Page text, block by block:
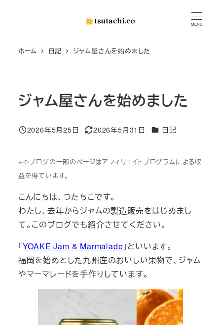
MENU
ホーム 日記 ジャム屋さんを始めました
ジャム屋さんを始めました
投稿日
2026年5月25日
更新日
2026年5月31日 カテゴリー
日記
※本ブログの一部のページはアフィリエイトプログラムによる収
益を得ています。
こんにちは、つたちこです。
わたし、去年からジャムの製造販売をはじめまし
て。このブログでも紹介させてください。
「YOAKE Jam & Marmalade」といいます。
福岡を始めとした九州産のおいしい果物で、ジャム
やマーマレードを手作りしています。